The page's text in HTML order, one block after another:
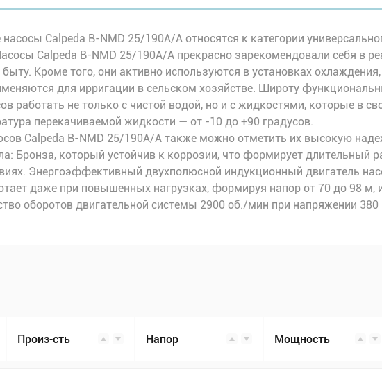
Calpeda B-NMD 25/190A/A относятся к категории
Calpeda B-NMD 25/190A/A прекрасно зарекомендовали себя в
Кроме того, они активно используются в установках
для ирригации в сельском хозяйстве. Широту
работать не только с чистой водой, но и с жидкостями, которые в
перекачиваемой жидкости — от -10 до +90 градусов.
Calpeda B-NMD 25/190A/A также можно отметить их высокую
Бронза, который устойчив к коррозии, что формирует длительный
Энергоэффективный двухполюсной индукционный двигатель
даже при повышенных нагрузках, формируя напор от 70 до 98 м,
оборотов двигательной системы 2900 об./мин при напряжении 380
Произ-сть Напор Мощность